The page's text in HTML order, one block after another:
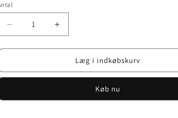
Reducer
antallet
for
kjole
Øg
antallet
for
Babydoll
kjole
Læg i indkøbskurv
Køb nu